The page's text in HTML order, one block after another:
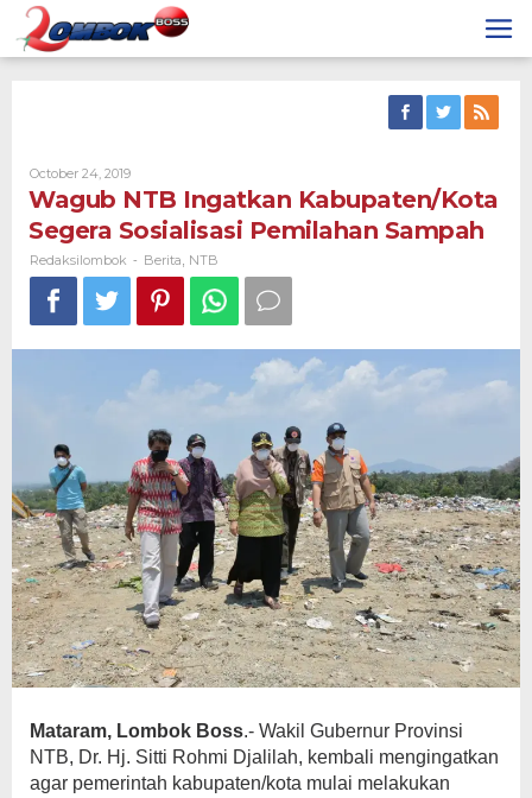
Skip
content
October 24, 2019By
Redaksilombok
Wagub NTB Ingatkan Kabupaten/Kota
Segera Sosialisasi Pemilahan Sampah
Redaksilombok - Berita NTB
Mataram, Lombok Boss.- Wakil Gubernur Provinsi
NTB, Dr. Hj. Sitti Rohmi Djalilah, kembali mengingatkan
agar pemerintah kabupaten/kota mulai melakukan